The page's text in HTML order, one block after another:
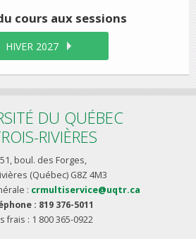
cours aux sessions
HIVER 2027
DU QUÉBEC
RIVIÈRES
boul. des Forges,
(Québec) G8Z 4M3
: crmultiservice@uqtr.ca
: 819 376-5011
frais : 1 800 365-0922